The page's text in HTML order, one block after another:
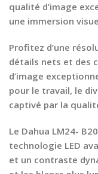
qualité d’image
une immersion
Profitez d’une
détails nets et des
d’image
pour le travail, le
captivé par la
Le Dahua LM24-
technologie LED
et un contraste